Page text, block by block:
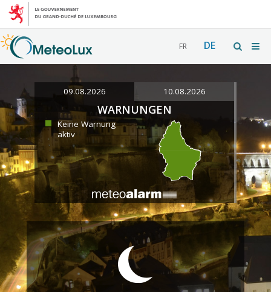
FR DE
09.08.2026 10.08.2026
WARNUNGEN
Keine Warnung
aktiv